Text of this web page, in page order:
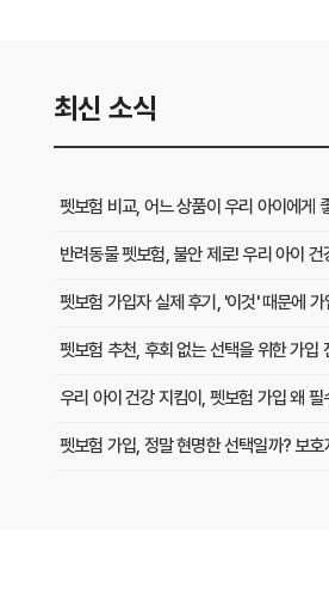
최신 소식
펫보험 비교, 어느 상품이 우리 아이에게
반려동물 펫보험, 불안 제로! 우리 아이 건
펫보험 가입자 실제 후기, '이것' 때문에
펫보험 추천, 후회 없는 선택을 위한 가입
우리 아이 건강 지킴이, 펫보험 가입 왜
펫보험 가입, 정말 현명한 선택일까? 보